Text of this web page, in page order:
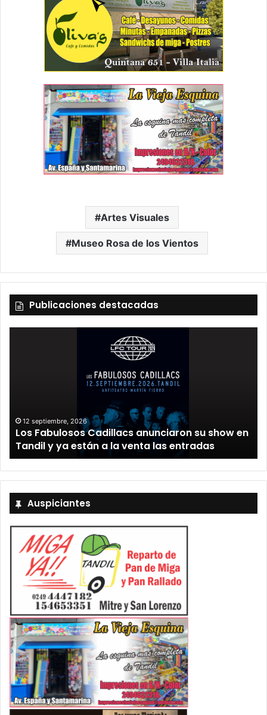
Artes Visuales
Museo Rosa de los Vientos
Publicaciones destacadas
12 septiembre, 2026
Los Fabulosos Cadillacs anunciaron su show en
Tandil y ya están a la venta las entradas
Auspiciantes